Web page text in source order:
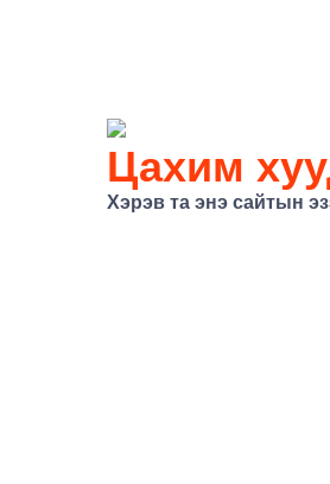
Цахим
Хэрэв та энэ сайтын